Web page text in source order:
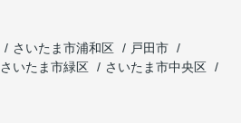
さいたま市浦和区
戸田市
さいたま市緑区
さいたま市中央区